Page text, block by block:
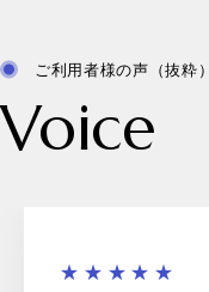
ご利用者様の声（抜粋）
Voice